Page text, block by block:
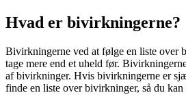
Hvad er bivirkningerne?
Bivirkningerne ved at følge en liste over
tage mere end et uheld før.
af bivirkninger. Hvis bivirkningerne er
finde en liste over bivirkninger, så du